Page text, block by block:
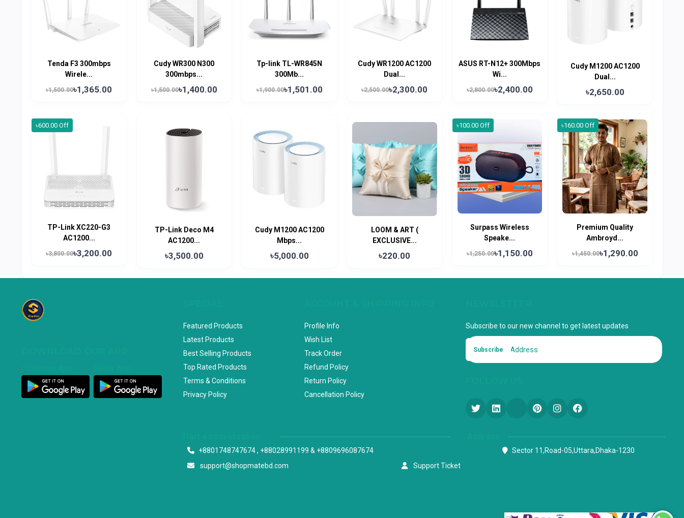
Tenda F3 300mbps
Wirele...
৳1,500.00৳1,365.00
Cudy WR300 N300
300mbps...
৳1,500.00৳1,400.00
Tp-link TL-WR845N
300Mb...
৳1,900.00৳1,501.00
Cudy WR1200 AC1200
Dual...
৳2,500.00৳2,300.00
ASUS RT-N12+ 300Mbps
Wi...
৳2,800.00৳2,400.00
Cudy M1200 AC1200
Dual...
৳2,650.00
৳600.00 Off
TP-Link XC220-G3
AC1200...
৳3,800.00৳3,200.00
TP-Link Deco M4
AC1200...
৳3,500.00
Cudy M1200 AC1200
Mbps...
৳5,000.00
LOOM & ART (
EXCLUSIVE...
৳220.00
৳100.00 Off
Surpass Wireless
Speake...
৳1,250.00৳1,150.00
৳160.00 Off
Premium Quality
Ambroyd...
৳1,450.00৳1,290.00
Featured Products
Latest Products
Best Selling Products
Top Rated Products
Terms & Conditions
Privacy Policy
Profile Info
Wish List
Track Order
Refund Policy
Return Policy
Cancellation Policy
Subscribe to our new channel to get latest updates
Subscribe
+8801748747674 , +88028991199 & +8809696087674
support@shopmatebd.com
Support Ticket
Sector 11,Road-05,Uttara,Dhaka-1230